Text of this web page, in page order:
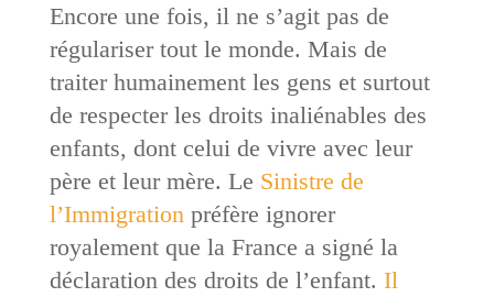
Encore une fois, il ne s’agit pas de
régulariser tout le monde. Mais de
traiter humainement les gens et surtout
de respecter les droits inaliénables des
enfants, dont celui de vivre avec leur
père et leur mère. Le Sinistre de
l’Immigration préfère ignorer
royalement que la France a signé la
déclaration des droits de l’enfant. Il